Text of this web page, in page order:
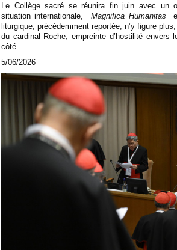
Le Collège sacré se réunira fin juin avec un
situation internationale,Magnifica Humanitas
liturgique, précédemment reportée, n’y figure
du cardinal Roche, empreinte d’hostilité
côté.
5/06/2026